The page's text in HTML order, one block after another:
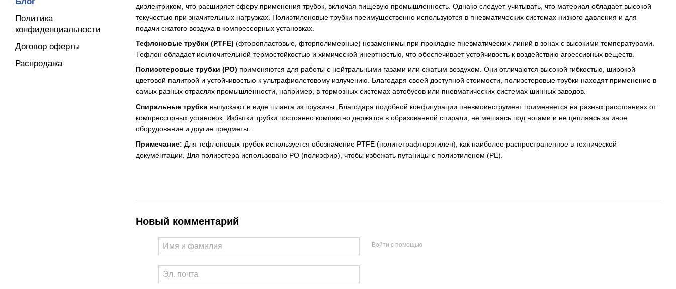
диэлектриком, что расширяет сферу применения трубок, включая пищевую промышленность. Однако следует учитывать, что материал обладает высокой
текучестью при значительных нагрузках. Полиэтиленовые трубки преимущественно используются в пневматических системах низкого давления и для
подачи сжатого воздуха в компрессорных установках.
Тефлоновые трубки (PTFE) (фторопластовые, фторполимерные) незаменимы при прокладке пневматических линий в зонах с высокими температурами.
Тефлон обладает исключительной термостойкостью и химической инертностью, что обеспечивает устойчивость к воздействию агрессивных веществ.
Полиэстеровые трубки (PO) применяются для работы с нейтральными газами или сжатым воздухом. Они отличаются высокой гибкостью, широкой
цветовой палитрой и устойчивостью к ультрафиолетовому излучению. Благодаря своей доступной стоимости, полиэстеровые трубки находят применение в
самых разных отраслях промышленности, например, в тормозных системах автобусов или пневматических системах шинных заводов.
Спиральные трубки выпускают в виде шланга из пружины. Благодаря подобной конфигурации пневмоинструмент применяется на разных расстояниях от
компрессорных установок. Избытки трубки постоянно компактно держатся в образованной спирали, не мешаясь под ногами и не цепляясь за иное
оборудование и другие предметы.
Примечание: Для тефлоновых трубок используется обозначение PTFE (политетрафторэтилен), как наиболее распространенное в технической
документации. Для полиэстера использовано PO (полиэфир), чтобы избежать путаницы с полиэтиленом (PE).
Новый комментарий
Войти с помощью
Политика
конфиденциальности
Договор оферты
Распродажа